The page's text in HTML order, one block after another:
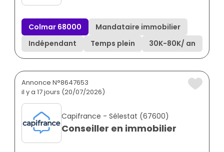
Colmar 68000
Mandataire immobilier
Indépendant
Temps plein 30K-80K/ an
Annonce N°8647653
il y a 17 jours (20/07/2026)
Capifrance - Sélestat (67600)
Conseiller en immobilier